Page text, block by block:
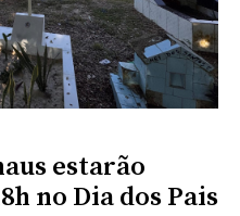
estarão
no Dia dos Pais